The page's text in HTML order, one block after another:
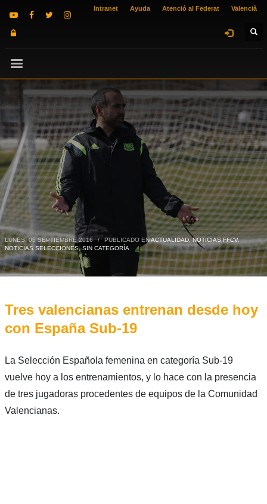
Intranet Ayuda Atenció al Federat Valencià
LUNES, 05 SEPTIEMBRE 2016 / PUBLICADO ENACTUALIDAD,NOTICIAS FFCV,
NOTICIAS SELECCIONES,SIN CATEGORÍA
Tres valencianas entrenan desde hoy
con España Sub-19
La Selección Española femenina en categoría Sub-19
vuelve hoy a los entrenamientos, y lo hace con la presencia
de tres jugadoras procedentes de equipos de la Comunidad
Valencianas.